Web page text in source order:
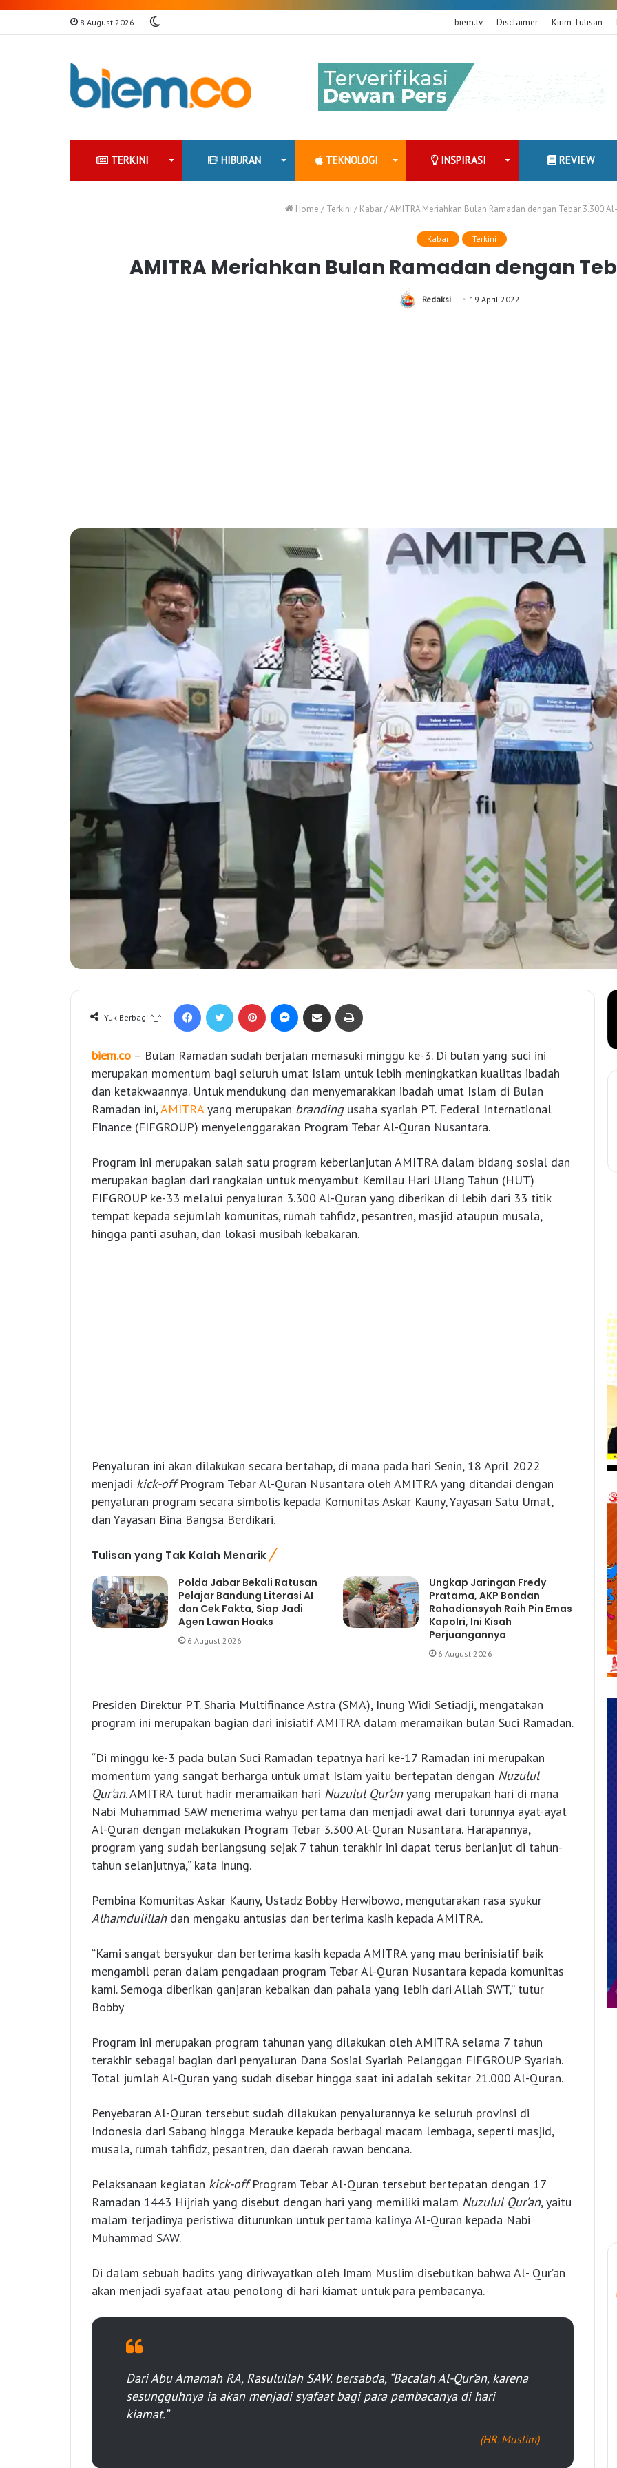
8 August 2026 biem.tv Disclaimer Kirim Tulisan
TERKINI HIBURAN TEKNOLOGI INSPIRASI REVIEW
Home / Terkini / Kabar / AMITRA Meriahkan Bulan Ramadan dengan Tebar 3.300
Kabar Terkini
AMITRA Meriahkan Bulan Ramadan dengan
Redaksi 19 April 2022
Yuk Berbagi ^_^
biem.co – Bulan Ramadan sudah berjalan memasuki minggu ke-3. Di bulan yang suci ini
merupakan momentum bagi seluruh umat Islam untuk lebih meningkatkan kualitas ibadah
dan ketakwaannya. Untuk mendukung dan menyemarakkan ibadah umat Islam di Bulan
Ramadan ini,AMITRA yang merupakan branding usaha syariah PT. Federal International
Finance (FIFGROUP) menyelenggarakan Program Tebar Al-Quran Nusantara.
Program ini merupakan salah satu program keberlanjutan AMITRA dalam bidang sosial dan
merupakan bagian dari rangkaian untuk menyambut Kemilau Hari Ulang Tahun (HUT)
FIFGROUP ke-33 melalui penyaluran 3.300 Al-Quran yang diberikan di lebih dari 33 titik
tempat kepada sejumlah komunitas, rumah tahfidz, pesantren, masjid ataupun musala,
hingga panti asuhan, dan lokasi musibah kebakaran.
Penyaluran ini akan dilakukan secara bertahap, di mana pada hari Senin, 18 April 2022
menjadi kick-offProgram Tebar Al-Quran Nusantara oleh AMITRA yang ditandai dengan
penyaluran program secara simbolis kepada Komunitas Askar Kauny, Yayasan Satu Umat,
dan Yayasan Bina Bangsa Berdikari.
Tulisan yang Tak Kalah Menarik
Polda Jabar Bekali Ratusan
Pelajar Bandung Literasi AI
dan Cek Fakta, Siap Jadi
Agen Lawan Hoaks
6 August 2026
Ungkap Jaringan Fredy
Pratama, AKP Bondan
Rahadiansyah Raih Pin Emas
Kapolri, Ini Kisah
Perjuangannya
6 August 2026
Presiden Direktur PT. Sharia Multifinance Astra (SMA), Inung Widi Setiadji, mengatakan
program ini merupakan bagian dari inisiatif AMITRA dalam meramaikan bulan Suci Ramadan.
“Di minggu ke-3 pada bulan Suci Ramadan tepatnya hari ke-17 Ramadan ini merupakan
momentum yang sangat berharga untuk umat Islam yaitu bertepatan dengan Nuzulul
Qur’an. AMITRA turut hadir meramaikan hari Nuzulul Qur’anyang merupakan hari di mana
Nabi Muhammad SAW menerima wahyu pertama dan menjadi awal dari turunnya ayat-ayat
Al-Quran dengan melakukan Program Tebar 3.300 Al-Quran Nusantara. Harapannya,
program yang sudah berlangsung sejak 7 tahun terakhir ini dapat terus berlanjut di tahun-
tahun selanjutnya,” kata Inung.
Pembina Komunitas Askar Kauny, Ustadz Bobby Herwibowo, mengutarakan rasa syukur
Alhamdulillahdan mengaku antusias dan berterima kasih kepada AMITRA.
“Kami sangat bersyukur dan berterima kasih kepada AMITRA yang mau berinisiatif baik
mengambil peran dalam pengadaan program Tebar Al-Quran Nusantara kepada komunitas
kami. Semoga diberikan ganjaran kebaikan dan pahala yang lebih dari Allah SWT,” tutur
Bobby
Program ini merupakan program tahunan yang dilakukan oleh AMITRA selama 7 tahun
terakhir sebagai bagian dari penyaluran Dana Sosial Syariah Pelanggan FIFGROUP Syariah.
Total jumlah Al-Quran yang sudah disebar hingga saat ini adalah sekitar 21.000 Al-Quran.
Penyebaran Al-Quran tersebut sudah dilakukan penyalurannya ke seluruh provinsi di
Indonesia dari Sabang hingga Merauke kepada berbagai macam lembaga, seperti masjid,
musala, rumah tahfidz, pesantren, dan daerah rawan bencana.
Pelaksanaan kegiatan kick-offProgram Tebar Al-Quran tersebut bertepatan dengan 17
Ramadan 1443 Hijriah yang disebut dengan hari yang memiliki malam Nuzulul Qur’an, yaitu
malam terjadinya peristiwa diturunkan untuk pertama kalinya Al-Quran kepada Nabi
Muhammad SAW.
Di dalam sebuah hadits yang diriwayatkan oleh Imam Muslim disebutkan bahwa Al- Qur’an
akan menjadi syafaat atau penolong di hari kiamat untuk para pembacanya.
Dari Abu Amamah RA, Rasulullah SAW. bersabda, “Bacalah Al-Qur’an, karena
sesungguhnya ia akan menjadi syafaat bagi para pembacanya di hari
kiamat.”
(HR. Muslim)